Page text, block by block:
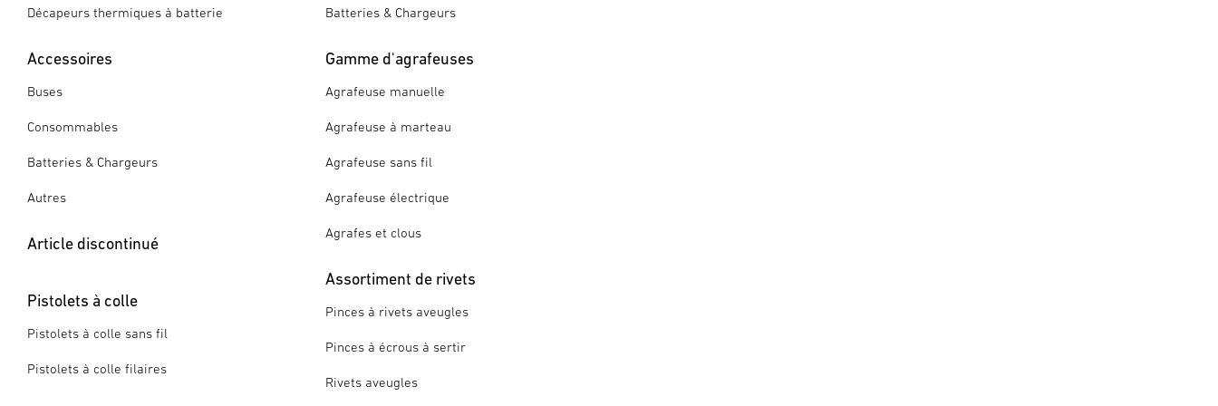
Décapeurs thermiques à batterie
Accessoires
Buses
Consommables
Batteries & Chargeurs
Autres
Article discontinué
Pistolets à colle
Pistolets à colle sans fil
Pistolets à colle filaires
Batteries & Chargeurs
Gamme d'agrafeuses
Agrafeuse manuelle
Agrafeuse à marteau
Agrafeuse sans fil
Agrafeuse électrique
Agrafes et clous
Assortiment de rivets
Pinces à rivets aveugles
Pinces à écrous à sertir
Rivets aveugles